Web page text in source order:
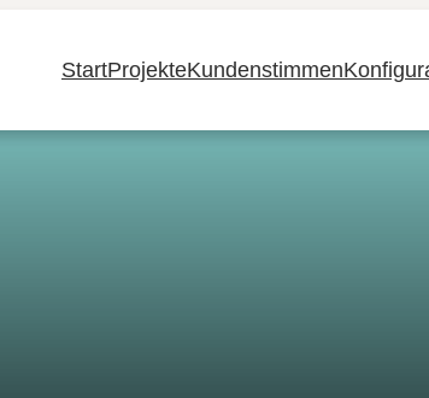
StartProjekteKundenstimmen